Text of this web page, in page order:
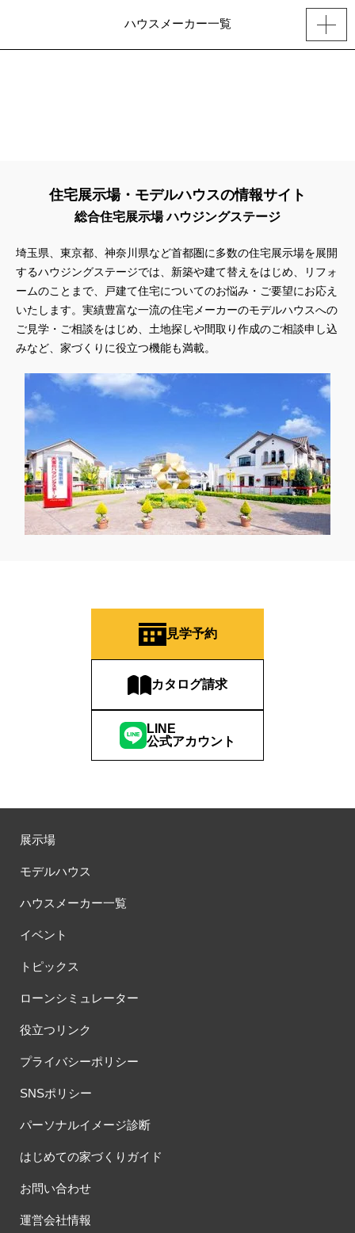
ハウスメーカー一覧
住宅展示場・モデルハウスの情報サイト
総合住宅展示場 ハウジングステージ
埼玉県、東京都、神奈川県など首都圏に多数の住宅展示場を展開
するハウジングステージでは、新築や建て替えをはじめ、リフォ
ームのことまで、戸建て住宅についてのお悩み・ご要望にお応え
いたします。実績豊富な一流の住宅メーカーのモデルハウスへの
ご見学・ご相談をはじめ、土地探しや間取り作成のご相談申し込
みなど、家づくりに役立つ機能も満載。
見学予約
カタログ請求
LINE
公式アカウント
展示場
モデルハウス
ハウスメーカー一覧
イベント
トピックス
ローンシミュレーター
役立つリンク
プライバシーポリシー
SNSポリシー
パーソナルイメージ診断
はじめての家づくりガイド
お問い合わせ
運営会社情報